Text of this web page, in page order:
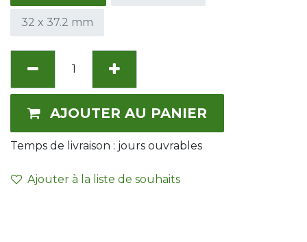
32 x 37.2 mm
AJOUTER AU PANIER
Temps de livraison : jours ouvrables
Ajouter à la liste de souhaits